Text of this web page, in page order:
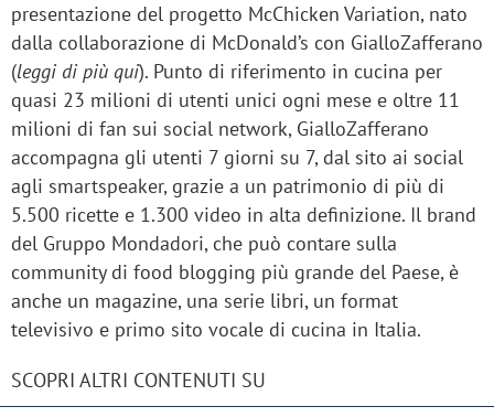
presentazione del progetto McChicken Variation, nato
dalla collaborazione di McDonald’s con GialloZafferano
(leggi di più qui). Punto di riferimento in cucina per
quasi 23 milioni di utenti unici ogni mese e oltre 11
milioni di fan sui social network, GialloZafferano
accompagna gli utenti 7 giorni su 7, dal sito ai social
agli smartspeaker, grazie a un patrimonio di più di
5.500 ricette e 1.300 video in alta definizione. Il brand
del Gruppo Mondadori, che può contare sulla
community di food blogging più grande del Paese, è
anche un magazine, una serie libri, un format
televisivo e primo sito vocale di cucina in Italia.
SCOPRI ALTRI CONTENUTI SU